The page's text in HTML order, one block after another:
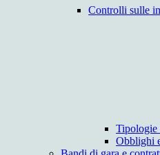
Controlli sulle
Obblighi